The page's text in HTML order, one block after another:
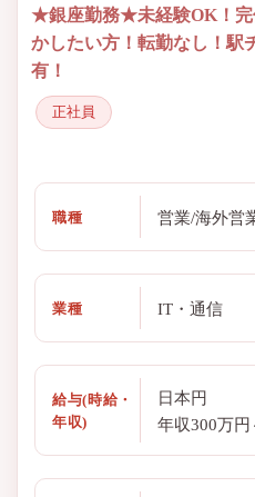
★銀座勤務★未経験OK！完
かしたい方！転勤なし！駅
有！
正社員
職種 営業/海外営
業種 IT・通信
給与(時給・
年収)
日本円
年収300万円